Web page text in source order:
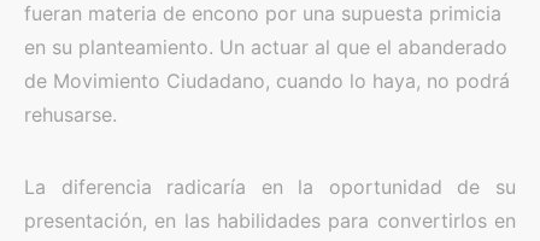
fueran materia de encono por una supuesta primicia
en su planteamiento. Un actuar al que el abanderado
de Movimiento Ciudadano, cuando lo haya, no podrá
rehusarse.
La diferencia radicaría en la oportunidad de su
presentación, en las habilidades para convertirlos en